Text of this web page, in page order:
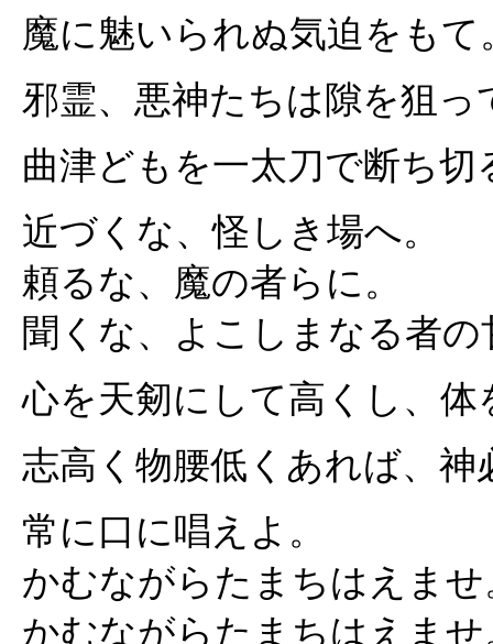
魔に魅いられぬ気迫をもて
邪霊、悪神たちは隙を狙
曲津どもを一太刀で断ち
近づくな、怪しき場へ。
頼るな、魔の者らに。
聞くな、よこしまなる者
心を天剱にして高くし、
志高く物腰低くあれば、
常に口に唱えよ。
かむながらたまちはえませ
かむながらたまちはえませ